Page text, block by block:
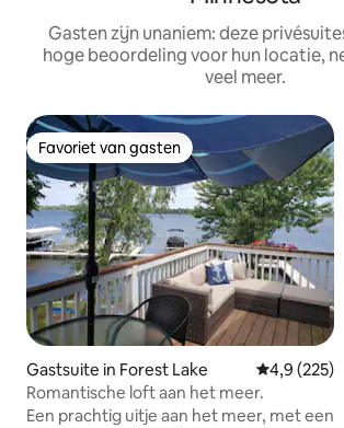
Gasten zijn unaniem: deze
hoge beoordeling voor hun locatie,
veel meer.
Favoriet van gasten
Favoriet van gasten
Gastsuite in Forest Lake
4,9 (225)
Romantische loft aan het meer.
Een prachtig uitje aan het meer, met een